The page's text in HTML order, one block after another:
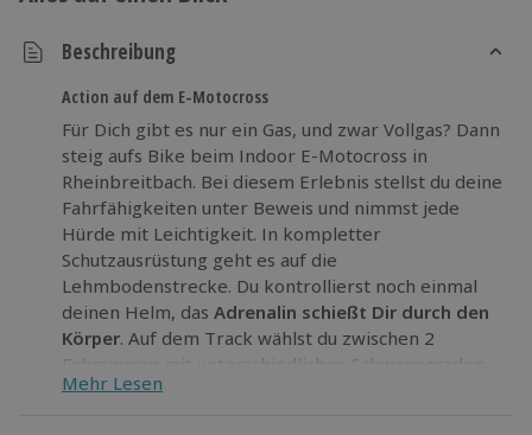
Beschreibung
Action auf dem E-Motocross
Für Dich gibt es nur ein Gas, und zwar Vollgas? Dann
steig aufs Bike beim Indoor E-Motocross in
Rheinbreitbach. Bei diesem Erlebnis stellst du deine
Fahrfähigkeiten unter Beweis und nimmst jede
Hürde mit Leichtigkeit. In kompletter
Schutzausrüstung geht es auf die
Lehmbodenstrecke. Du kontrollierst noch einmal
deinen Helm, das Adrenalin schießt Dir durch den
Körper. Auf dem Track wählst du zwischen 2
Fahrspuren mit unterschiedlichen Schweregraden.
Unter dir die KTM Freeride E, vor dir die volle
Mehr Lesen